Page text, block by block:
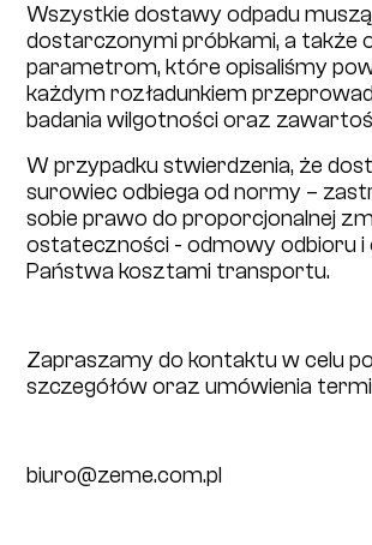
Wszystkie dostawy odpadu
dostarczonymi próbkami, a także
parametrom, które opisaliśmy
każdym rozładunkiem
badania wilgotności oraz
W przypadku stwierdzenia, że
surowiec odbiega od normy –
sobie prawo do proporcjonalnej
ostateczności - odmowy odbioru i
Państwa kosztami transportu.
Zapraszamy do kontaktu w celu
szczegółów oraz umówienia
biuro@zeme.com.pl